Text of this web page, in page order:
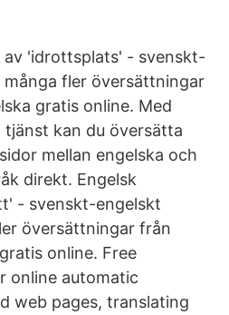
av 'idrottsplats' - svenskt-
fler översättningar
gratis online. Med
kan du översätta
mellan engelska och
direkt. Engelsk
- svenskt-engelskt
översättningar från
online. Free
online automatic
web pages, translating